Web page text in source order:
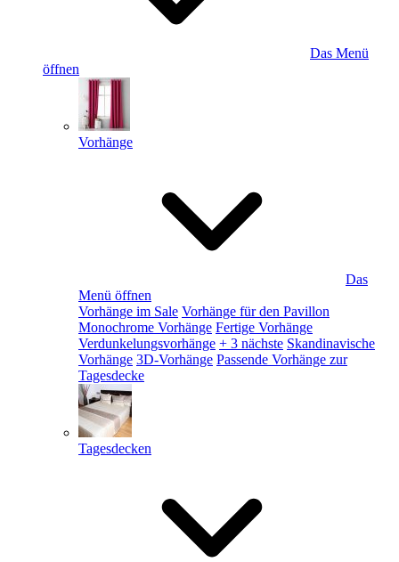
Das Menü
öffnen
Vorhänge
Das
Menü öffnen
Vorhänge im Sale Vorhänge für den Pavillon
Monochrome Vorhänge Fertige Vorhänge
Verdunkelungsvorhänge + 3 nächste Skandinavische
Vorhänge 3D-Vorhänge Passende Vorhänge zur
Tagesdecke
Tagesdecken